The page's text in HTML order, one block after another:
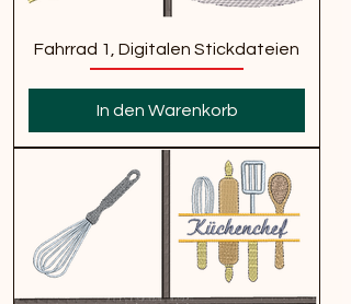
Fahrrad 1, Digitalen Stickdateien
In den Warenkorb